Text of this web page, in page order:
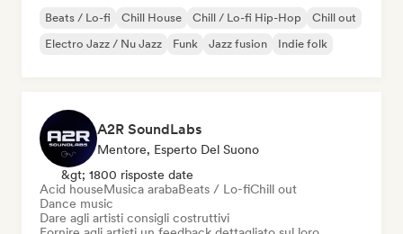
Beats / Lo-fi Chill House Chill / Lo-fi Hip-Hop
Chill out
Electro Jazz / Nu Jazz
Funk Jazz fusion Indie folk
A2R SoundLabs
Mentore, Esperto Del Suono
&gt; 1800 risposte date
Acid houseMusica arabaBeats / Lo-fiChill out
Dance music
Dare agli artisti consigli costruttivi